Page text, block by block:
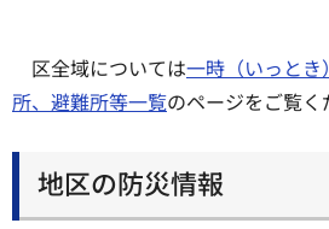
区全域については一時（いっと
所、避難所等一覧のページをご覧く
地区の防災情報